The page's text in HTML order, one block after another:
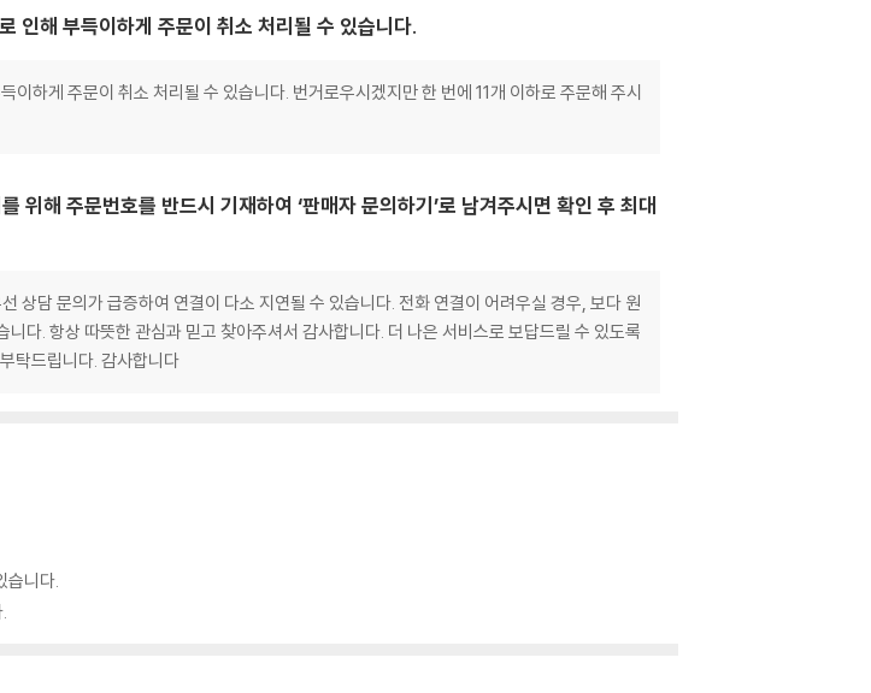
인해 부득이하게 주문이 취소 처리될 수 있습니다.
하게 주문이 취소 처리될 수 있습니다. 번거로우시겠지만 한 번에 11개 이하로 주문해 주시
해 주문번호를 반드시 기재하여 ‘판매자 문의하기’로 남겨주시면 확인 후 최대
상담 문의가 급증하여 연결이 다소 지연될 수 있습니다. 전화 연결이 어려우실 경우, 보다 원
다. 항상 따뜻한 관심과 믿고 찾아주셔서 감사합니다. 더 나은 서비스로 보답드릴 수 있도록
탁드립니다. 감사합니다
습니다.